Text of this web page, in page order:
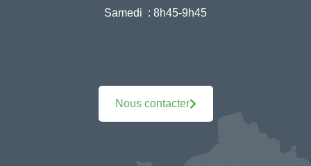
Samedi : 8h45-9h45
Nous contacter